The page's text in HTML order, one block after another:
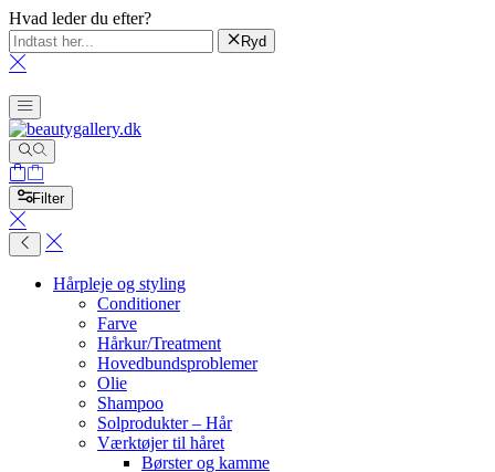
Hvad leder du efter?
Ryd
Filter
Hårpleje og styling
Conditioner
Farve
Hårkur/Treatment
Hovedbundsproblemer
Olie
Shampoo
Solprodukter – Hår
Værktøjer til håret
Børster og kamme